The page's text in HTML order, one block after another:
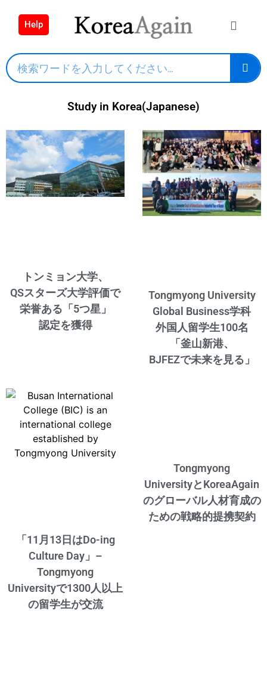
Help
Study in Korea(Japanese)
トンミョン大学、
QSスターズ大学評価で
栄誉ある「5つ星」
認定を獲得
Tongmyong University
Global Business学科
外国人留学生100名
「釜山新港、
BJFEZで未来を見る」
「11月13日はDo-ing
Culture Day」–
Tongmyong
Universityで1300人以上
の留学生が交流
Tongmyong
UniversityとKoreaAgain
のグローバル人材育成の
ための戦略的提携契約